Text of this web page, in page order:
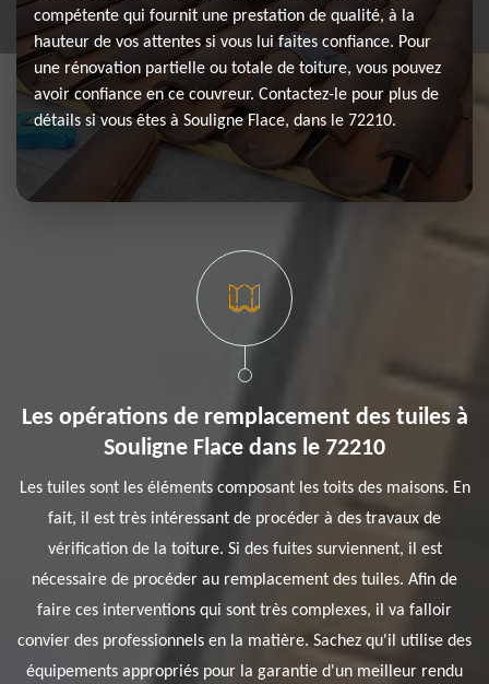
compétente qui fournit une prestation de qualité, à la
hauteur de vos attentes si vous lui faites confiance. Pour
une rénovation partielle ou totale de toiture, vous pouvez
avoir confiance en ce couvreur. Contactez-le pour plus de
détails si vous êtes à Souligne Flace, dans le 72210.
Les opérations de remplacement des tuiles à
Souligne Flace dans le 72210
Les tuiles sont les éléments composant les toits des maisons. En
fait, il est très intéressant de procéder à des travaux de
vérification de la toiture. Si des fuites surviennent, il est
nécessaire de procéder au remplacement des tuiles. Afin de
faire ces interventions qui sont très complexes, il va falloir
convier des professionnels en la matière. Sachez qu'il utilise des
équipements appropriés pour la garantie d'un meilleur rendu